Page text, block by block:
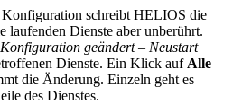
schreibt HELIOS die
laufenden Dienste aber unberührt.
Konfiguration geändert – Neustart
Dienste. Ein Klick auf Alle
die Änderung. Einzeln geht es
des Dienstes.